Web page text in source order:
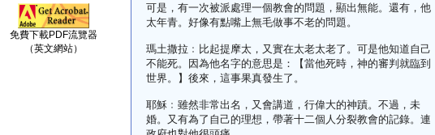
免費下載PDF流覽器
（英文網站）
可是，有一次被派處理一個教會的問題，顯出無能。還有，他
太年青。好像有點嘴上無毛做事不老的問題。
瑪土撒拉﹕比起提摩太，又實在太老太老了。可是他知道自己
不能死。因為他名字的意思是：【當他死時，神的審判就臨到
世界。】後來，這事果真發生了。
耶穌﹕雖然非常出名，又會講道，行偉大的神蹟。不過，未
婚。又有為了自己的理想，帶著十二個人分裂教會的記錄。連